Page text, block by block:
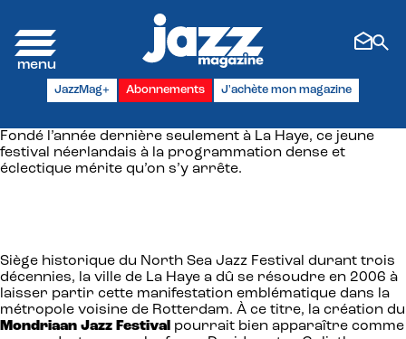
JazzMag+ Abonnements J'achète mon magazine
Fondé l’année dernière seulement à La Haye, ce jeune
festival néerlandais à la programmation dense et
éclectique mérite qu’on s’y arrête.
Siège historique du North Sea Jazz Festival durant trois
décennies, la ville de La Haye a dû se résoudre en 2006 à
laisser partir cette manifestation emblématique dans la
métropole voisine de Rotterdam. À ce titre, la création du
Mondriaan Jazz Festival pourrait bien apparaître comme